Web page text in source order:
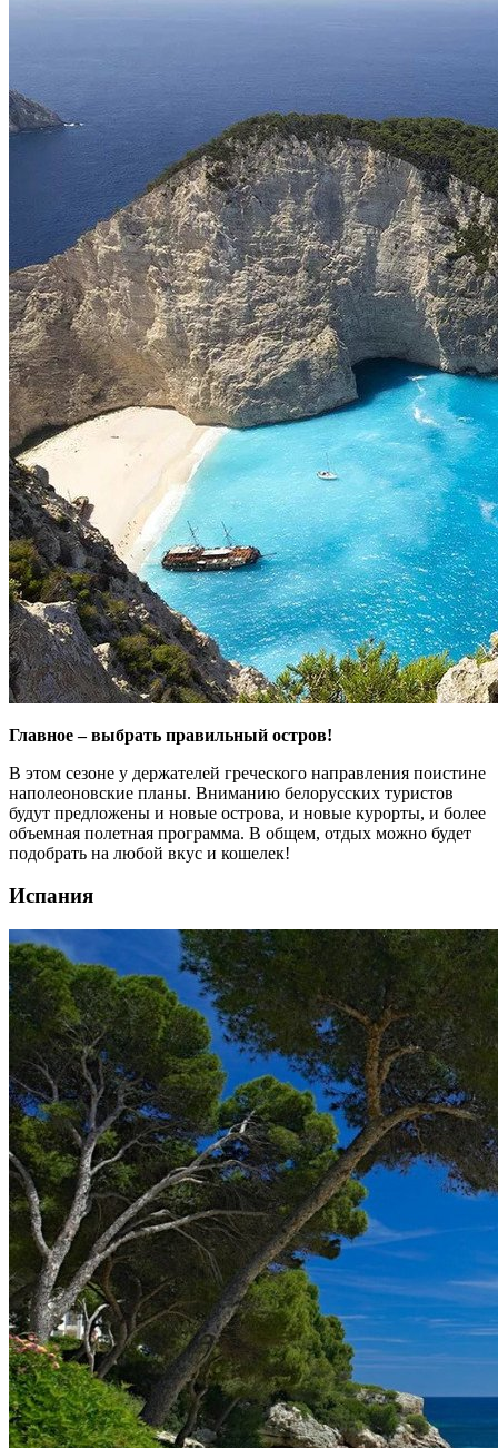
Главное – выбрать правильный остров!
В этом сезоне у держателей греческого направления поистине
наполеоновские планы. Вниманию белорусских туристов
будут предложены и новые острова, и новые курорты, и более
объемная полетная программа. В общем, отдых можно будет
подобрать на любой вкус и кошелек!
Испания